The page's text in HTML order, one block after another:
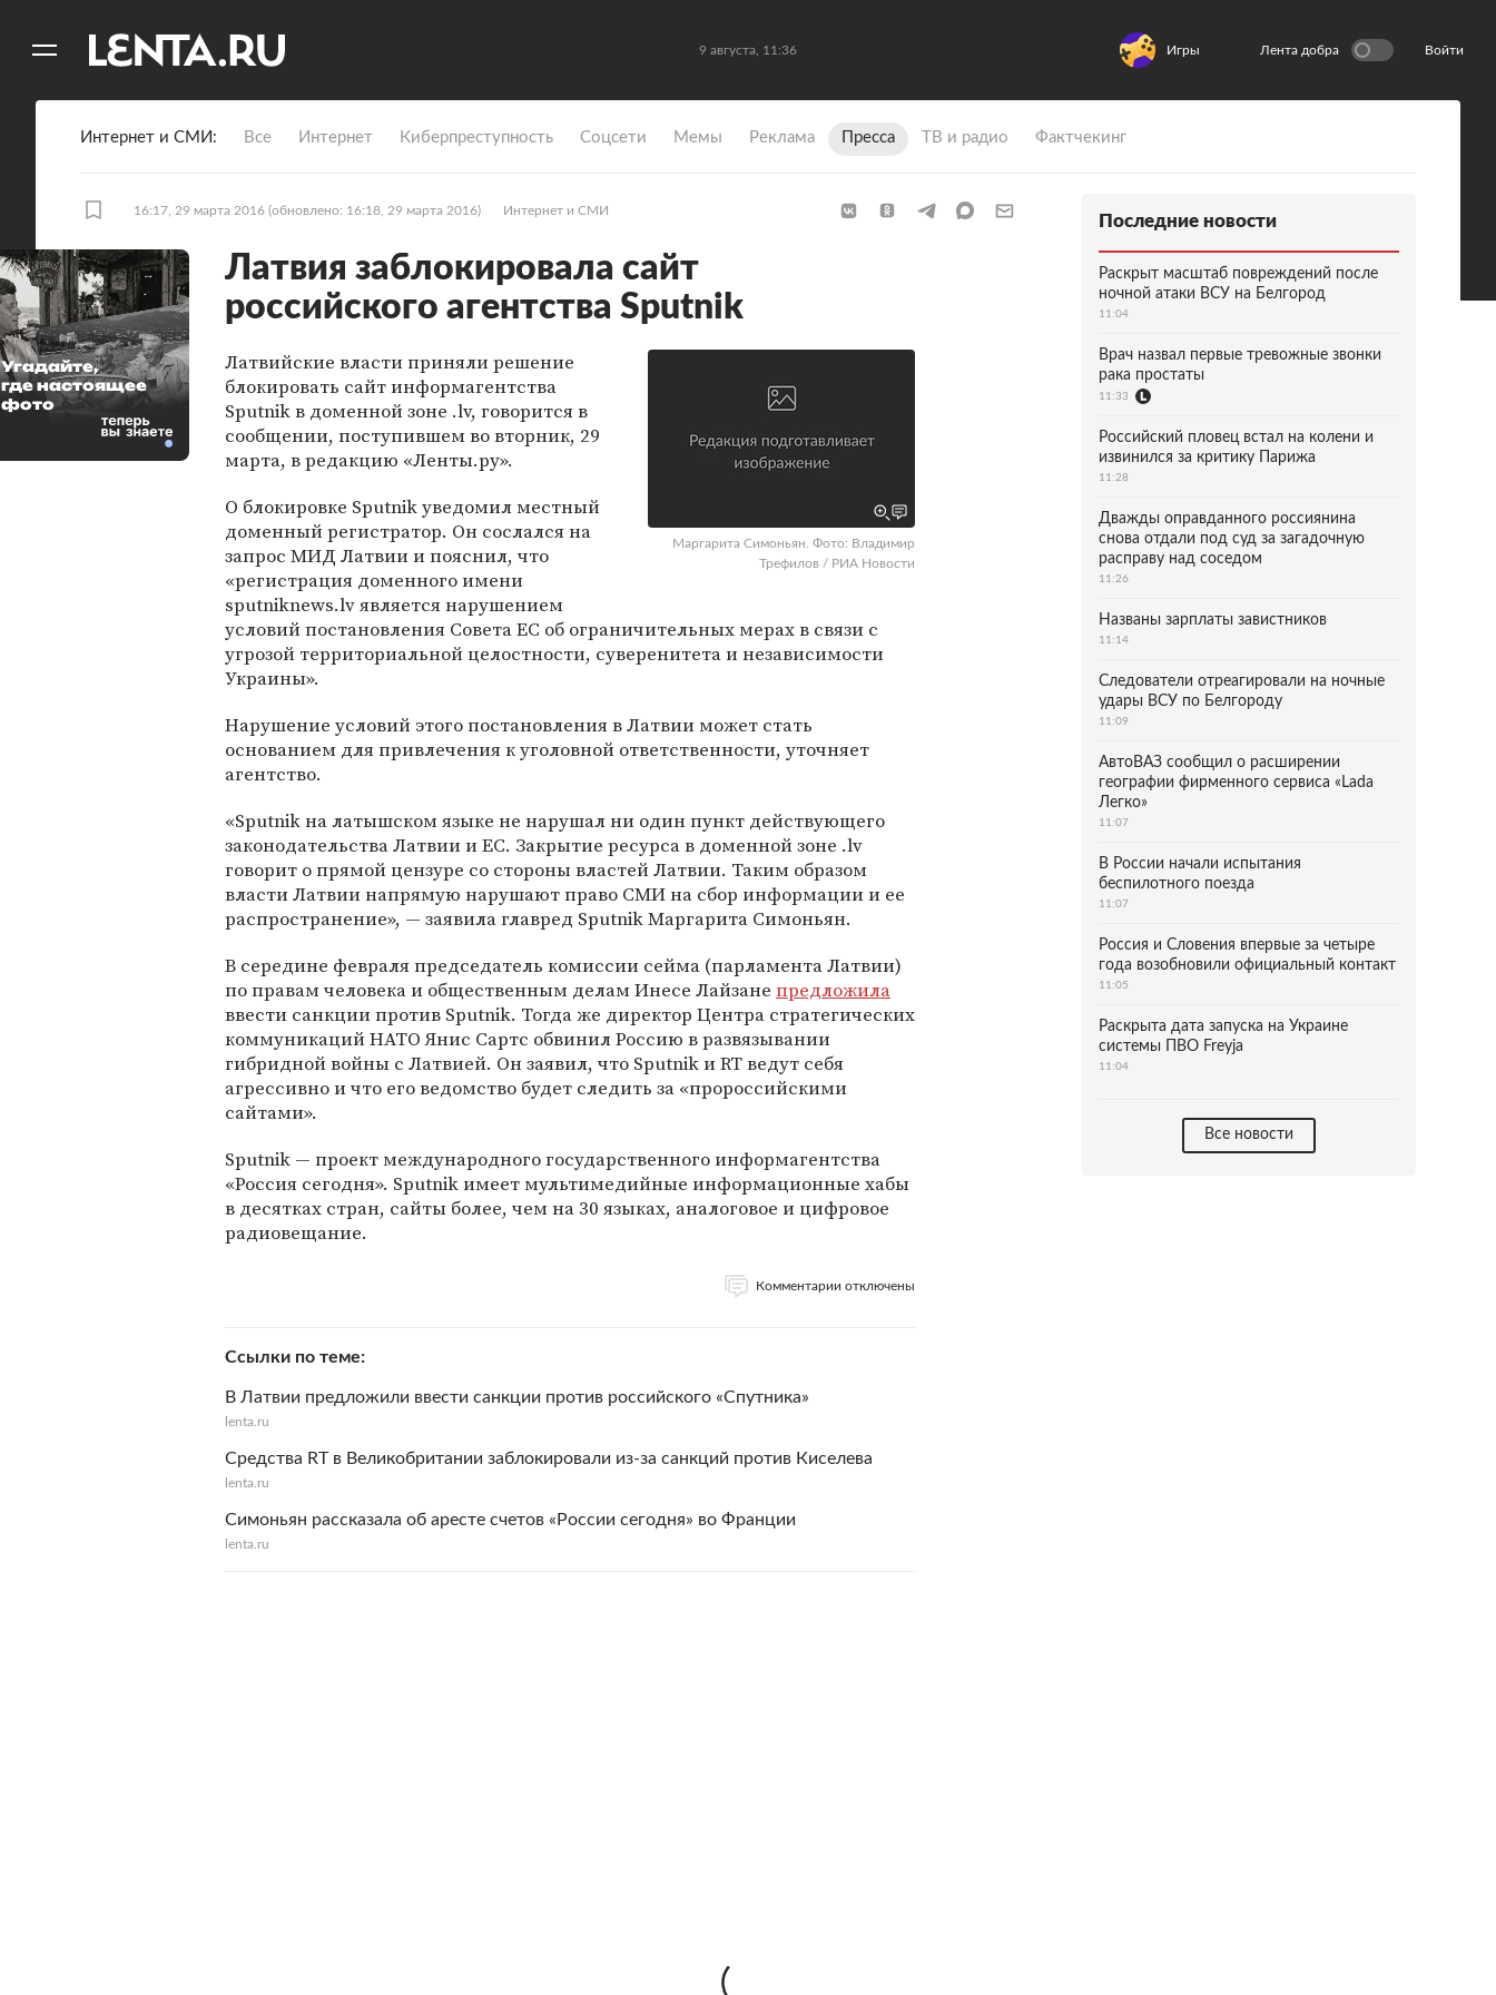
9 августа, 11:36 Игры Лента добра Войти
Интернет и СМИ Все Интернет Киберпреступность Coцсети Мемы Реклама Пресса ТВ и радио Фактчекинг
16:17, 29 марта 2016 (обновлено: 16:18, 29 марта 2016) Интернет и СМИ
Латвия заблокировала сайт
российского агентства Sputnik
Маргарита Симоньян. Фото: Владимир
Трефилов / РИА Новости
Латвийские власти приняли решение
блокировать сайт информагентства
Sputnik в доменной зоне .lv, говорится в
сообщении, поступившем во вторник, 29
марта, в редакцию «Ленты.ру».
О блокировке Sputnik уведомил местный
доменный регистратор. Он сослался на
запрос МИД Латвии и пояснил, что
«регистрация доменного имени
sputniknews.lv является нарушением
условий постановления Совета ЕС об ограничительных мерах в связи с
угрозой территориальной целостности, суверенитета и независимости
Украины».
Нарушение условий этого постановления в Латвии может стать
основанием для привлечения к уголовной ответственности, уточняет
агентство.
«Sputnik на латышском языке не нарушал ни один пункт действующего
законодательства Латвии и ЕС. Закрытие ресурса в доменной зоне .lv
говорит о прямой цензуре со стороны властей Латвии. Таким образом
власти Латвии напрямую нарушают право СМИ на сбор информации и ее
распространение», — заявила главред Sputnik Маргарита Симоньян.
В середине февраля председатель комиссии сейма (парламента Латвии)
по правам человека и общественным делам Инесе Лайзане предложила
ввести санкции против Sputnik. Тогда же директор Центра стратегических
коммуникаций НАТО Янис Сартс обвинил Россию в развязывании
гибридной войны с Латвией. Он заявил, что Sputnik и RT ведут себя
агрессивно и что его ведомство будет следить за «пророссийскими
сайтами».
Sputnik — проект международного государственного информагентства
«Россия сегодня». Sputnik имеет мультимедийные информационные хабы
в десятках стран, сайты более, чем на 30 языках, аналоговое и цифровое
радиовещание.
Комментарии отключены
Ссылки по теме
В Латвии предложили ввести санкции против российского «Спутника»
lenta.ru
Средства RT в Великобритании заблокировали из-за санкций против Киселева
lenta.ru
Симоньян рассказала об аресте счетов «России сегодня» во Франции
lenta.ru
Угадайте,
где настоящее
фото
Последние новости
Раскрыт масштаб повреждений после
ночной атаки ВСУ на Белгород
11:04
Врач назвал первые тревожные звонки
рака простаты
11:33
Российский пловец встал на колени и
извинился за критику Парижа
11:28
Дважды оправданного россиянина
снова отдали под суд за загадочную
расправу над соседом
11:26
Названы зарплаты завистников
11:14
Следователи отреагировали на ночные
удары ВСУ по Белгороду
11:09
АвтоВАЗ сообщил о расширении
географии фирменного сервиса «Lada
Легко»
11:07
В России начали испытания
беспилотного поезда
11:07
Россия и Словения впервые за четыре
года возобновили официальный контакт
11:05
Раскрыта дата запуска на Украине
системы ПВО Freyja
11:04
Все новости